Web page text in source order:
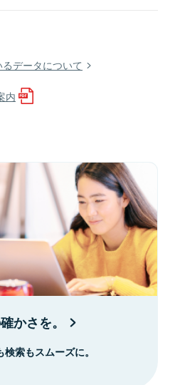
データについて
内
かさを。
索もスムーズに。